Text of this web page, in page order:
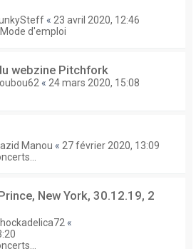
« 23 avril 2020, 12:46
Mode d'emploi
webzine Pitchfork
« 24 mars 2020, 15:08
Manou « 27 février 2020, 13:09
New York, 30.12.19, 2
«